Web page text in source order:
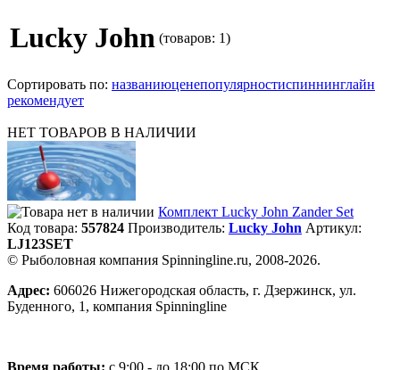
Lucky John (товаров: 1)
Сортировать по: названиюценепопулярностиспиннинглайн
рекомендует
НЕТ ТОВАРОВ В НАЛИЧИИ
Комплект Lucky John Zander Set
Код товара: 557824 Производитель: Lucky John Артикул:
LJ123SET
© Рыболовная компания Spinningline.ru, 2008-2026.
Адрес: 606026 Нижегородская область, г. Дзержинск, ул.
Буденного, 1, компания Spinningline
Время работы: с 9:00 - до 18:00 по МСК